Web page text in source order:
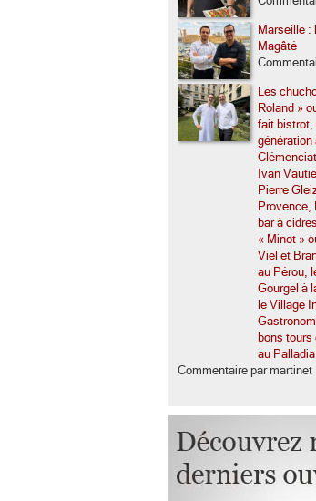
Marseille :
Magâté
Les
Roland »
fait bistrot,
génération
Ivan
Pierre
Provence,
bar à
« Minot »
Viel et
au Pérou,
Gourgel à
le Village
bons tours
au
Commentaire par martinet